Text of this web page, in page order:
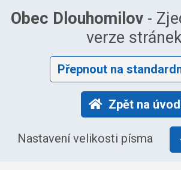
Obec Dlouhomilov -
verze
Přepnout na
Zpět na úvod
Nastavení velikosti písma